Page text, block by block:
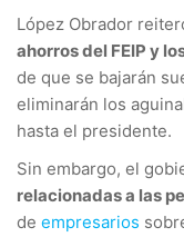
López Obrador
ahorros del FEIP y
de que se bajarán
eliminarán los
hasta el presidente.
Sin embargo, el
relacionadas a las
de empresarios